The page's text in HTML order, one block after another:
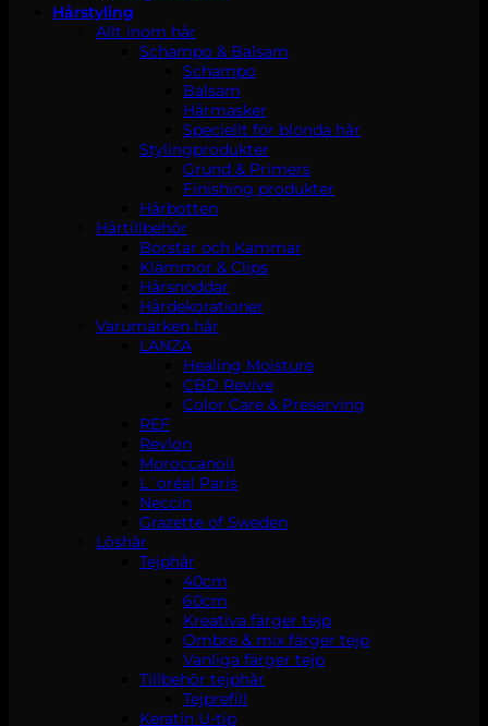
Hårstyling
Allt inom hår
Schampo & Balsam
Schampo
Balsam
Hårmasker
Speciellt för blonda hår
Stylingprodukter
Grund & Primers
Finishing produkter
Hårbotten
Hårtillbehör
Borstar och Kammar
Klämmor & Clips
Hårsnoddar
Hårdekorationer
Varumärken hår
LANZA
Healing Moisture
CBD Revive
Color Care & Preserving
REF
Revlon
Moroccanoil
L´oréal Paris
Neccin
Grazette of Sweden
Löshår
Tejphår
40cm
60cm
Kreativa färger tejp
Ombre & mix färger tejp
Vanliga färger tejp
Tillbehör tejphår
Tejprefill
Keratin U-tip